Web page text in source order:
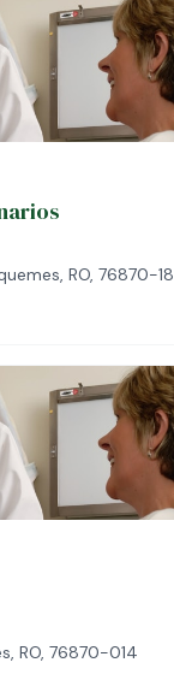
RO, 76870-
RO, 76870-014